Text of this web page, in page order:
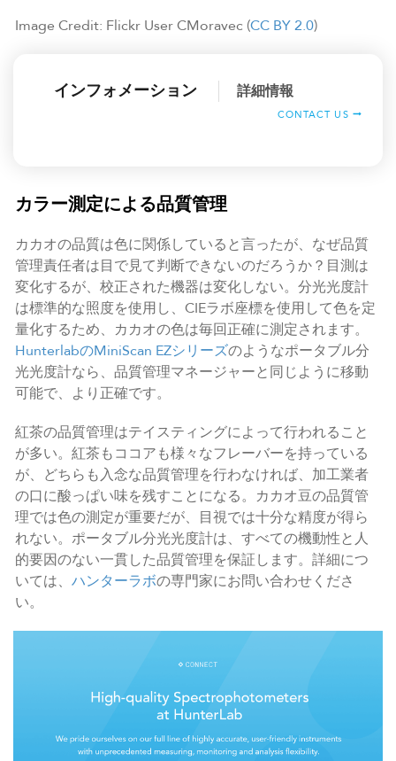
Image Credit: Flickr User CMoravec (CC BY 2.0)
インフォメーション 詳細情報
CONTACT US
カラー測定による品質管理
カカオの品質は色に関係していると言ったが、なぜ品質
管理責任者は目で見て判断できないのだろうか？目測は
変化するが、校正された機器は変化しない。分光光度計
は標準的な照度を使用し、CIEラボ座標を使用して色を定
量化するため、カカオの色は毎回正確に測定されます。
HunterlabのMiniScan EZシリーズのようなポータブル分
光光度計なら、品質管理マネージャーと同じように移動
可能で、より正確です。
紅茶の品質管理はテイスティングによって行われること
が多い。紅茶もココアも様々なフレーバーを持っている
が、どちらも入念な品質管理を行わなければ、加工業者
の口に酸っぱい味を残すことになる。カカオ豆の品質管
理では色の測定が重要だが、目視では十分な精度が得ら
れない。ポータブル分光光度計は、すべての機動性と人
的要因のない一貫した品質管理を保証します。詳細につ
いては、 ハンターラボの専門家にお問い合わせくださ
い。